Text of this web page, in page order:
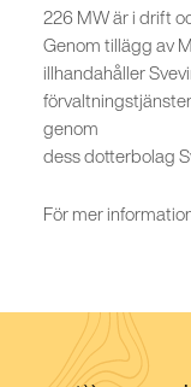
226 MW är i drift
Genom tillägg av
illhandahåller
genom
dess dotterbolag
För mer